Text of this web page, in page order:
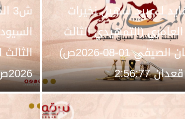
لـ عبيد سهيل نخيرات
(التمهيدي الثالث
المهرجان الصيفي 01-08-2026ص)
2:56:77
2026ص) مفاريد بكار 2:53:25